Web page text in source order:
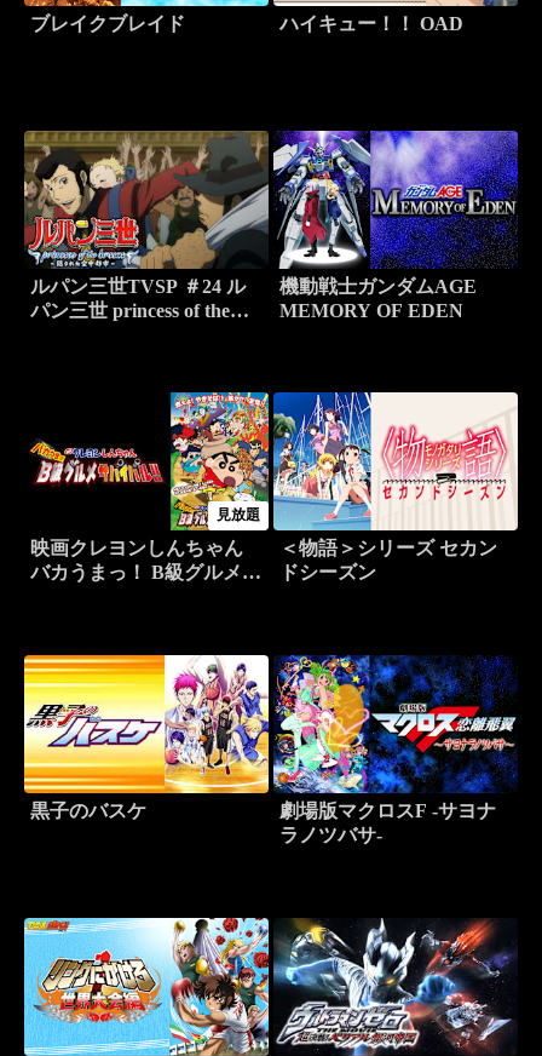
ブレイクブレイド ハイキュー！！ OAD
ルパン三世TVSP ＃24 ル
パン三世 princess of the
機動戦士ガンダムAGE
MEMORY OF EDEN
見放題
映画クレヨンしんちゃん
バカうまっ！ B級グルメサ
＜物語＞シリーズ セカン
ドシーズン
黒子のバスケ
劇場版マクロスF -サヨナ
ラノツバサ-